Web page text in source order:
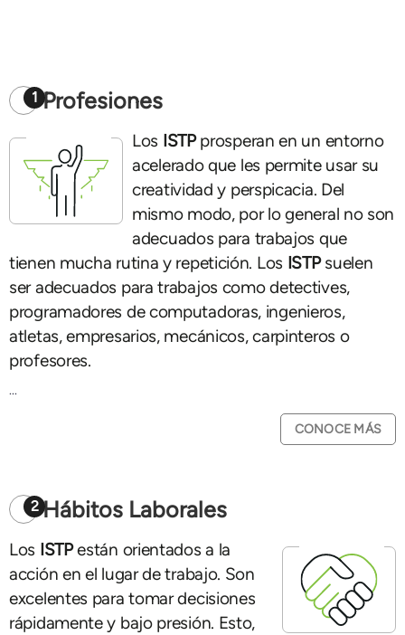
1 Profesiones
Los ISTPprosperan en un entorno
acelerado que les permite usar su
creatividad y perspicacia. Del
mismo modo, por lo general no son
adecuados para trabajos que
tienen mucha rutina y repetición. Los ISTPsuelen
ser adecuados para trabajos como detectives,
programadores de computadoras, ingenieros,
atletas, empresarios, mecánicos, carpinteros o
profesores.
...
CONOCE MÁS
2 Hábitos Laborales
Los ISTPestán orientados a la
acción en el lugar de trabajo. Son
excelentes para tomar decisiones
rápidamente y bajo presión. Esto,